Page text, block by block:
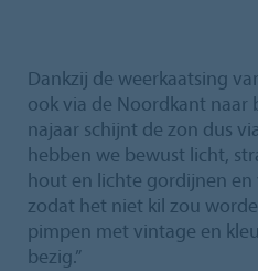
Dankzij de weerkaatsing
ook via de Noordkant
najaar schijnt de zon dus
hebben we bewust licht,
hout en lichte gordijnen en
zodat het niet kil zou
pimpen met vintage en
bezig.”